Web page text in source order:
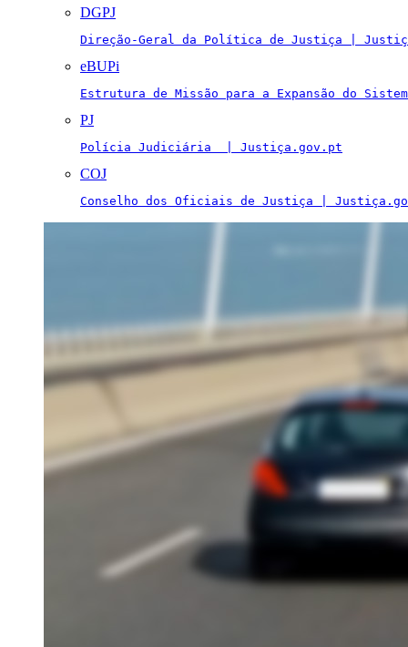
DGPJ
Direção-Geral da Política de Justiça |
eBUPi
Estrutura de Missão para a Expansão do
PJ
Polícia Judiciária  | Justiça.gov.pt
COJ
Conselho dos Oficiais de Justiça |